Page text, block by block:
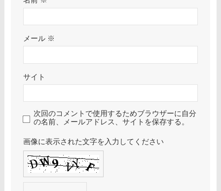
メール ※
サイト
次回のコメントで使用するためブラウザーに自分
の名前、メールアドレス、サイトを保存する。
画像に表示された文字を入力してください